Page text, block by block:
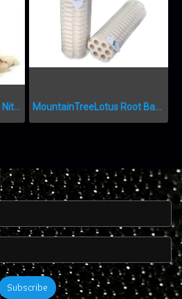
MountainTree Lotus Root Nitro Ring II MTF209 MountainTreeLotus Root Bacteria House III
Subscribe